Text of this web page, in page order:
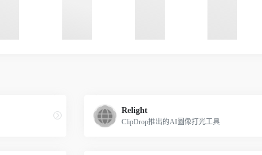
Relight
ClipDrop推出的AI圖像打光工具